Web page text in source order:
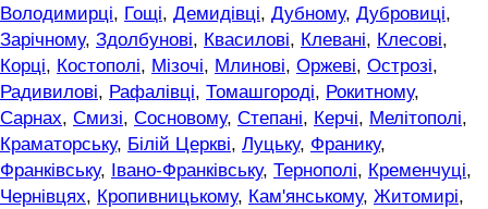
Володимирці, Гощі, Демидівці, Дубному, Дубровиці,
Зарічному, Здолбунові, Квасилові, Клевані, Клесові,
Корці, Костополі, Мізочі, Млинові, Оржеві, Острозі,
Радивилові, Рафалівці, Томашгороді, Рокитному,
Сарнах, Смизі, Сосновому, Степані, Керчі, Мелітополі,
Краматорську, Білій Церкві, Луцьку, Франику,
Франківську, Івано-Франківську, Тернополі, Кременчуці,
Чернівцях, Кропивницькому, Кам'янському, Житомирі,